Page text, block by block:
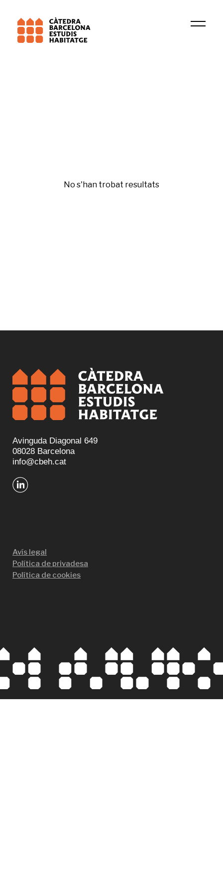
No s'han trobat resultats
Avinguda Diagonal 649
08028 Barcelona
info@cbeh.cat
Avís legal
Política de privadesa
Política de cookies